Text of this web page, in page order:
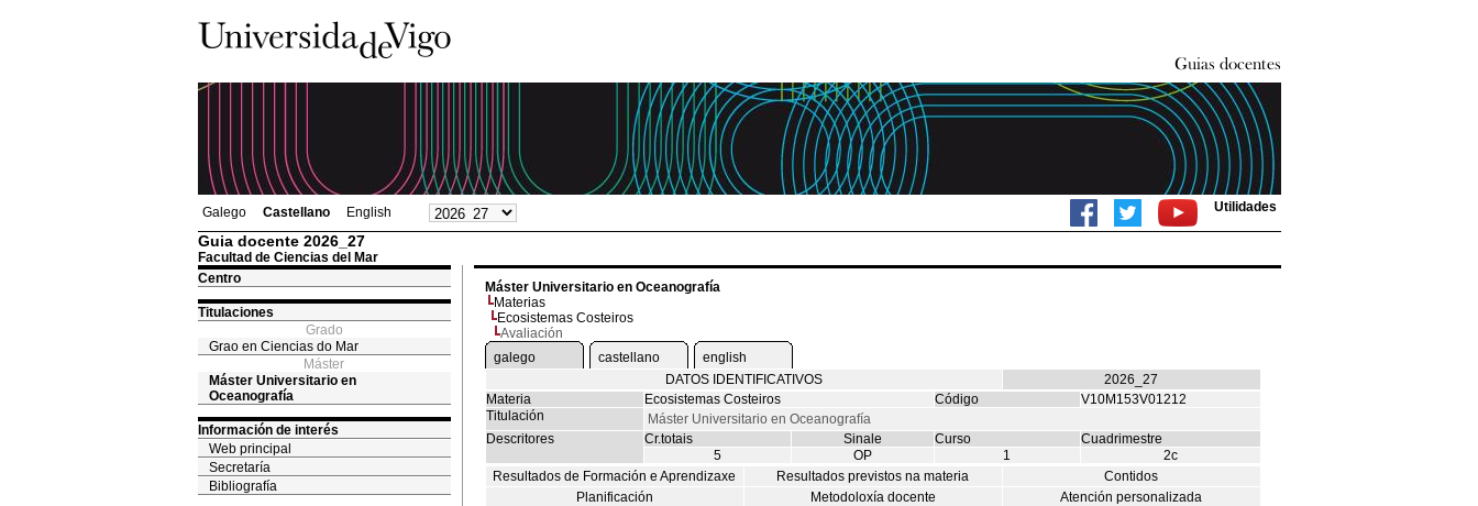
Galego Castellano English Utilidades
Guia docente 2026_27
Facultad de Ciencias del Mar
Centro
Titulaciones
Grado
Grao en Ciencias do Mar
Máster
Máster Universitario en
Oceanografía
Información de interés
Web principal
Secretaría
Bibliografía
Máster Universitario en Oceanografía
Materias
Ecosistemas Costeiros
Avaliación
galego
castellano
english
DATOS IDENTIFICATIVOS
2026_27
Materia
Ecosistemas Costeiros Código
V10M153V01212
Titulación
Máster Universitario en Oceanografía
Descritores
Cr.totais Sinale Curso
Cuadrimestre
5
OP 1
2c
Resultados de Formación e Aprendizaxe
Resultados previstos na materia
Contidos
Planificación
Metodoloxía docente
Atención personalizada